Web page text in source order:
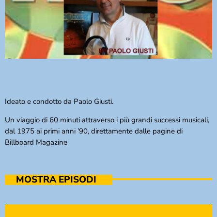
Ideato e condotto da Paolo Giusti.
Un viaggio di 60 minuti attraverso i più grandi successi musicali,
dal 1975 ai primi anni ’90, direttamente dalle pagine di
Billboard Magazine
MOSTRA EPISODI